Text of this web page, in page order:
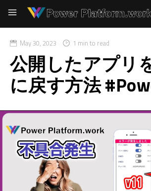
May 30, 2023 1 min to read
公開したアプリ
に戻す方法